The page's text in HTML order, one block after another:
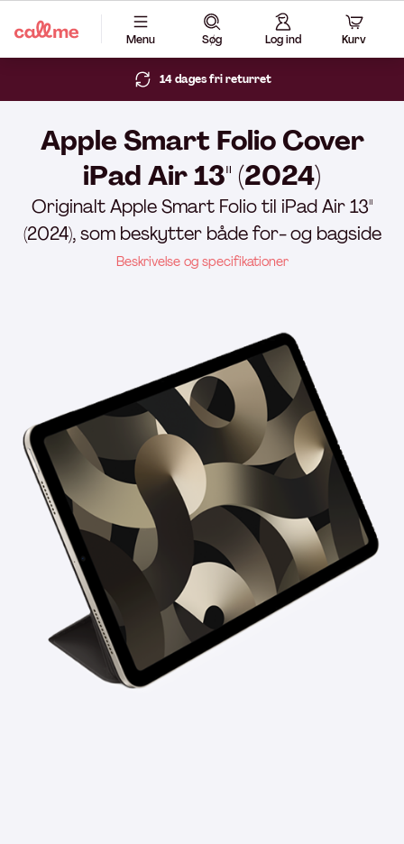
Menu Søg Log ind Kurv
14 dages fri returret
Apple Smart Folio Cover
iPad Air 13" (2024)
Originalt Apple Smart Folio til iPad Air 13"
(2024), som beskytter både for- og bagside
Beskrivelse og specifikationer